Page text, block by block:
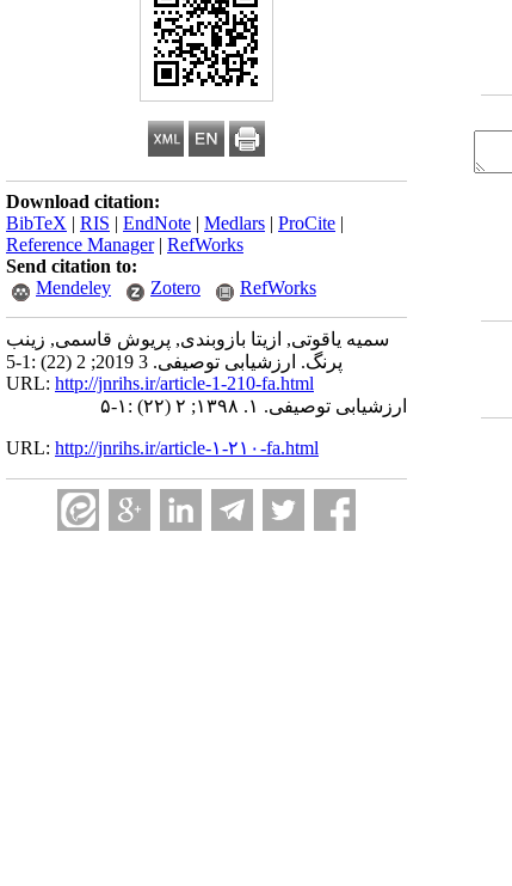
Download citation:
BibTeX | RIS | EndNote | Medlars | ProCite |
Reference Manager| RefWorks
Send citation to:
Mendeley
Zotero RefWorks
سمیه یاقوتی, ازیتا بازوبندی, پریوش قاسمی, زینب
پرنگ. ارزشیابی توصیفی. 3 2019; 2 (22) :1-5
URL: http://jnrihs.ir/article-1-210-fa.html
ارزشیابی توصیفی. ۱. ۱۳۹۸; ۲ (۲۲) :۱-۵
URL: http://jnrihs.ir/article-۱-۲۱۰-fa.html